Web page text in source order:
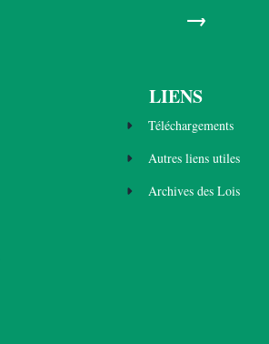
→
LIENS
Téléchargements
Autres liens utiles
Archives des Lois